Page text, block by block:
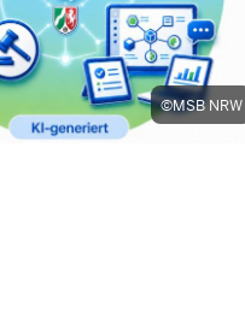
©MSB NRW